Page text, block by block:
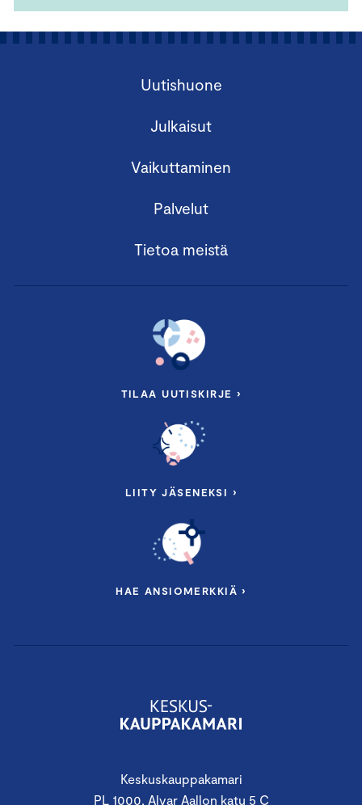
Keskuskauppakamari
PL 1000, Alvar Aallon katu 5 C
Uutishuone
Julkaisut
Vaikuttaminen
Palvelut
Tietoa meistä
TILAA UUTISKIRJE ›
LIITY JÄSENEKSI ›
HAE ANSIOMERKKIÄ ›